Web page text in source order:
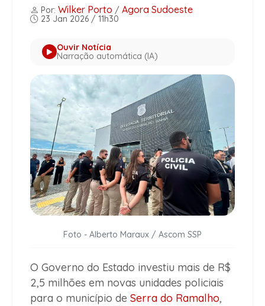
Por: Wilker Porto / Agora Sudoeste
23 Jan 2026 / 11h30
Ouvir Notícia
Narração automática (IA)
Foto - Alberto Maraux / Ascom SSP
O Governo do Estado investiu mais de R$
2,5 milhões em novas unidades policiais
para o município de Serra do Ramalho,